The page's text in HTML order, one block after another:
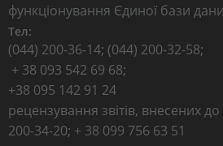
функціонування Єдиної бази
Тел:
(044) 200-36-14; (044) 200-32-58;
+ 38 093 542 69 68;
+38 095 142 91 24
рецензування звітів, внесених
200-34-20; + 38 099 756 63 51